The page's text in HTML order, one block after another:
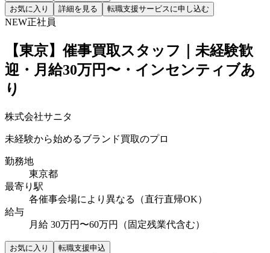
お気に入り
詳細を見る 転職支援サービスに申し込む
NEW正社員
【東京】催事買取スタッフ｜未経験歓
迎・月給30万円〜・インセンティブあ
り
株式会社サニタ
未経験から始めるブランド買取のプロ
勤務地
東京都
最寄り駅
各催事会場により異なる（直行直帰OK）
給与
月給 30万円〜60万円（固定残業代含む）
お気に入り
転職支援申込